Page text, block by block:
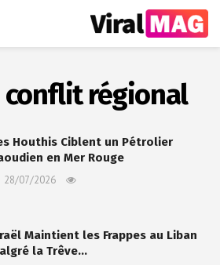
conflit régional
Houthis Ciblent un Pétrolier
en Mer Rouge
28/07/2026
Maintient les Frappes au Liban
la Trêve…